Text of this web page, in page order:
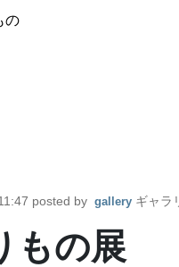
の
の
posted by gallery ギャラ
もの展